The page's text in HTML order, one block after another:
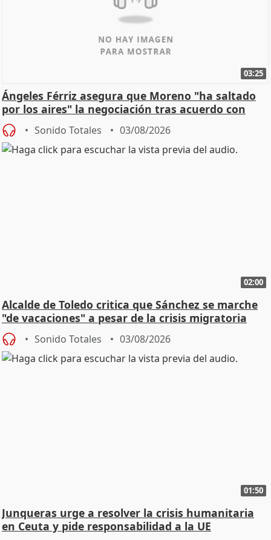
03:25
Ángeles Férriz asegura que Moreno "ha saltado
por los aires" la negociación tras acuerdo con
SMA
Sonido Totales 03/08/2026
02:00
Alcalde de Toledo critica que Sánchez se marche
"de vacaciones" a pesar de la crisis migratoria
Sonido Totales 03/08/2026
01:50
Junqueras urge a resolver la crisis humanitaria
en Ceuta y pide responsabilidad a la UE